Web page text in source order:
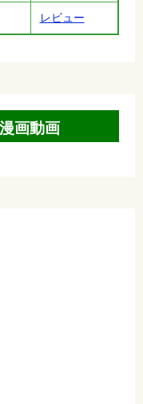
レビュー
画動画